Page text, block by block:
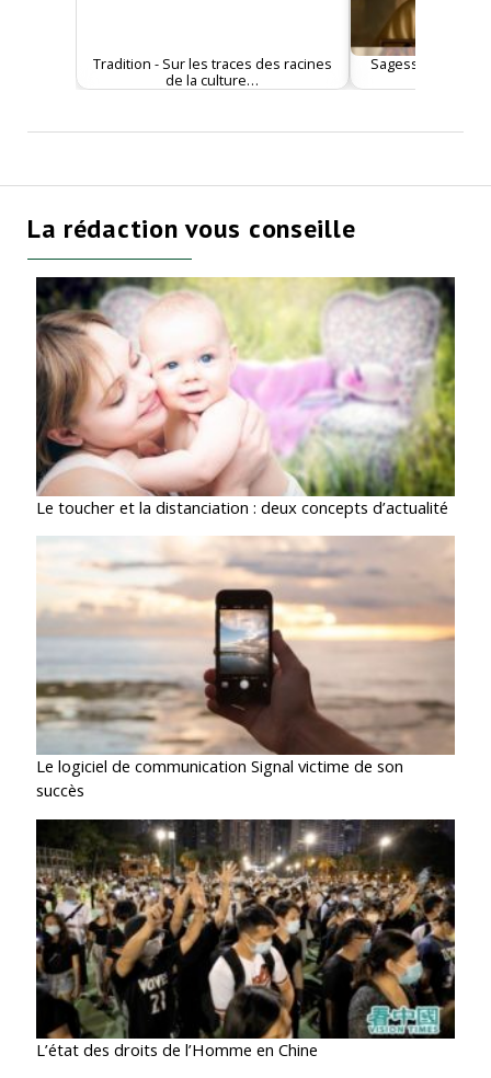
Tradition - Sur les traces des racines
de la culture…
Sagesse - Le
La rédaction vous conseille
Le toucher et la distanciation : deux concepts d’actualité
Le logiciel de communication Signal victime de son
succès
L’état des droits de l’Homme en Chine